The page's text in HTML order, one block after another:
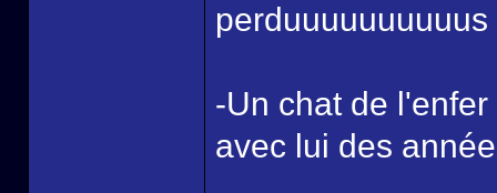
perduuuuuuuuuus
-Un chat de
avec lui des